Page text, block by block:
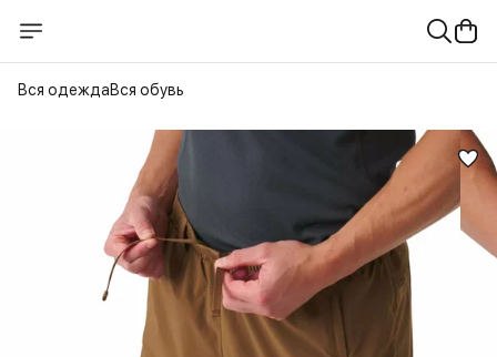
Вся одеждаВся обувь